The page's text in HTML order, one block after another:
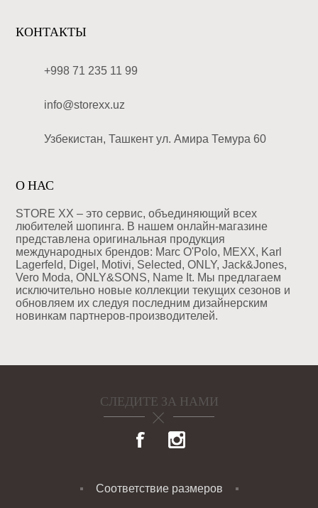
КОНТАКТЫ
+998 71 235 11 99
info@storexx.uz
Узбекистан, Ташкент ул. Амира Темура 60
О НАС
STORE XX – это сервис, объединяющий всех
любителей шопинга. В нашем онлайн-магазине
представлена оригинальная продукция
международных брендов: Marc O'Polo, MEXX, Karl
Lagerfeld, Digel, Motivi, Selected, ONLY, Jack&Jones,
Vero Moda, ONLY&SONS, Name It. Мы предлагаем
исключительно новые коллекции текущих сезонов и
обновляем их следуя последним дизайнерским
новинкам партнеров-производителей.
СЛЕДИТЕ ЗА НАМИ
Соответствие размеров